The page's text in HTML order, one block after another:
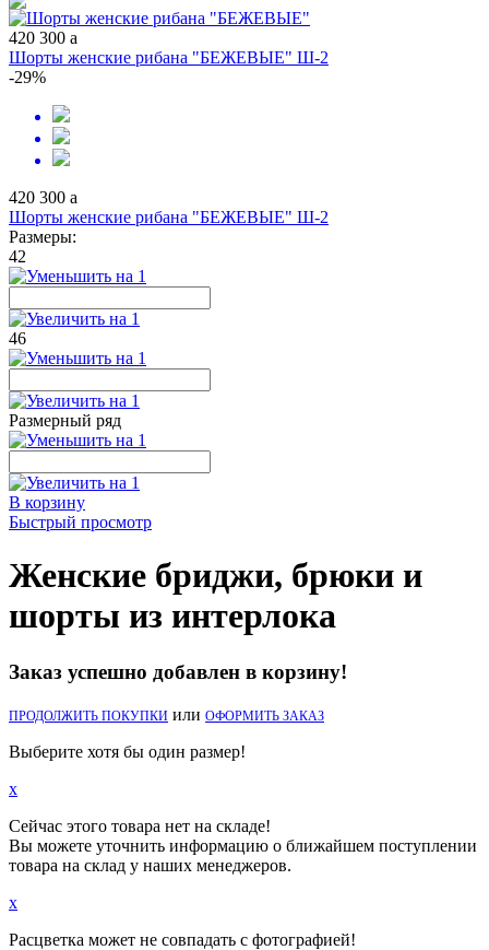
420 300 a
Шорты женские рибана "БЕЖЕВЫЕ" Ш-2
-29%
420 300 a
Шорты женские рибана "БЕЖЕВЫЕ" Ш-2
Размеры:
42
46
Размерный ряд
В корзину
Быстрый просмотр
Женские бриджи, брюки и
шорты из интерлока
Заказ успешно добавлен в корзину!
ПРОДОЛЖИТЬ ПОКУПКИ или ОФОРМИТЬ ЗАКАЗ
Выберите хотя бы один размер!
x
Сейчас этого товара нет на складе!
Вы можете уточнить информацию о ближайшем поступлении
товара на склад у наших менеджеров.
x
Расцветка может не совпадать с фотографией!